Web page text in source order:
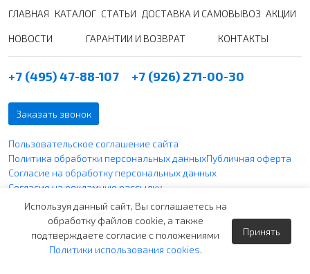
ГЛАВНАЯ КАТАЛОГ СТАТЬИ ДОСТАВКА И САМОВЫВОЗ АКЦИИ
НОВОСТИ ГАРАНТИИ И ВОЗВРАТ КОНТАКТЫ
+7 (495) 47-88-107 +7 (926) 271-00-30
Заказать звонок
Пользовательское соглашение сайта
Политика обработки персональных данныхПубличная оферта
Согласие на обработку персональных данных
Согласие на рекламную рассылку
Политика использования файлов cookie
Вся указанная информация по ценам не является публичной
офертой согласно ст. 437 п. 2 ГК РФ и носит чисто
Используя данный сайт, Вы соглашаетесь на
обработку файлов cookie, а также
подтверждаете согласие с положениями
Политики использования cookies.
Принять